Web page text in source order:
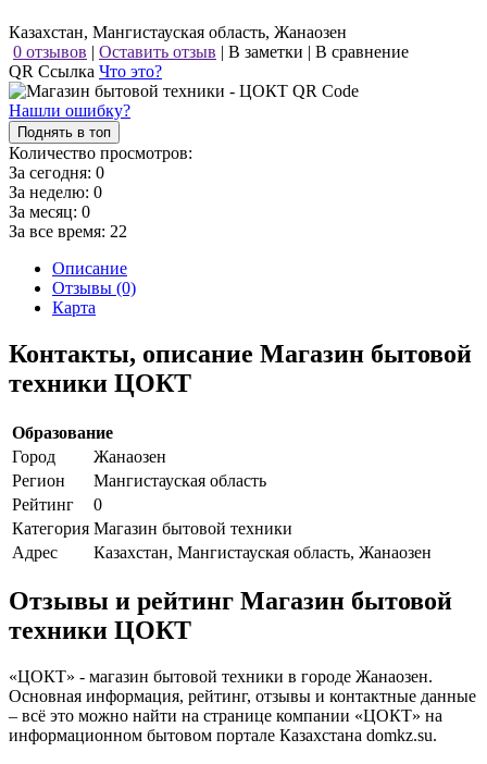
Казахстан, Мангистауская область, Жанаозен
0 отзывов | Оставить отзыв | В заметки | В сравнение
QR Ссылка Что это?
Нашли ошибку?
Поднять в топ
Количество просмотров:
За сегодня: 0
За неделю: 0
За месяц: 0
За все время: 22
Описание
Отзывы (0)
Карта
Контакты, описание Магазин бытовой
техники ЦОКТ
Образование
Город
Жанаозен
Регион
Мангистауская область
Рейтинг
0
Категория Магазин бытовой техники
Адрес
Казахстан, Мангистауская область, Жанаозен
Отзывы и рейтинг Магазин бытовой
техники ЦОКТ
«ЦОКТ» - магазин бытовой техники в городе Жанаозен.
Основная информация, рейтинг, отзывы и контактные данные
– всё это можно найти на странице компании «ЦОКТ» на
информационном бытовом портале Казахстана domkz.su.